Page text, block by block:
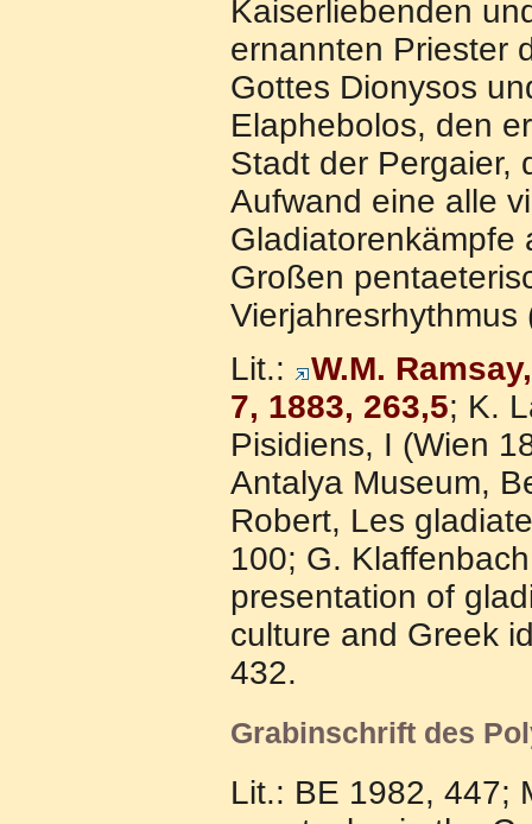
Kaiserliebenden
ernannten Priester
Gottes Dionysos
Elaphebolos, den
Stadt der Pergaier,
Aufwand eine alle
Gladiatorenkämpfe
Großen
Lit.:
W.M.
7, 1883, 263,5; K.
Pisidiens, I (Wien
Antalya Museum,
Robert, Les
100; G.
presentation of
culture and Greek
432.
Grabinschrift des Pol
Lit.: BE 1982, 447;